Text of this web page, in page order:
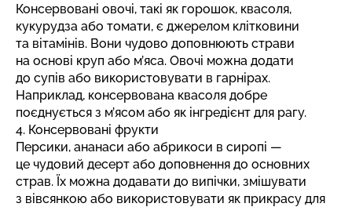
Консервовані овочі, такі як горошок, квасоля,
кукурудза або томати, є джерелом клітковини
та вітамінів. Вони чудово доповнюють страви
на основі круп або м’яса. Овочі можна додати
до супів або використовувати в гарнірах.
Наприклад, консервована квасоля добре
поєднується з м’ясом або як інгредієнт для рагу.
4. Консервовані фрукти
Персики, ананаси або абрикоси в сиропі —
це чудовий десерт або доповнення до основних
страв. Їх можна додавати до випічки, змішувати
з вівсянкою або використовувати як прикрасу для